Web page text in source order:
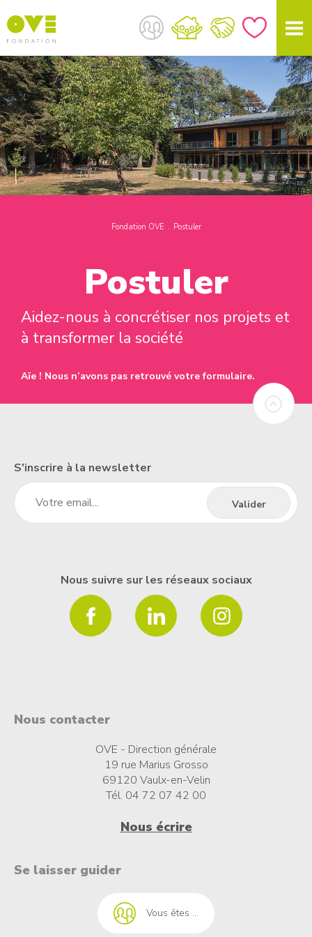
Fondation OVE Postuler
Postuler
Aidez-nous à concrétiser nos projets et
à transformer la société
Aïe ! Nous n’avons pas retrouvé votre formulaire.
S'inscrire à la newsletter
Nous suivre sur les réseaux sociaux
Nous contacter
OVE - Direction générale
19 rue Marius Grosso
69120 Vaulx-en-Velin
Tél. 04 72 07 42 00
Nous écrire
Se laisser guider
Vous êtes ...